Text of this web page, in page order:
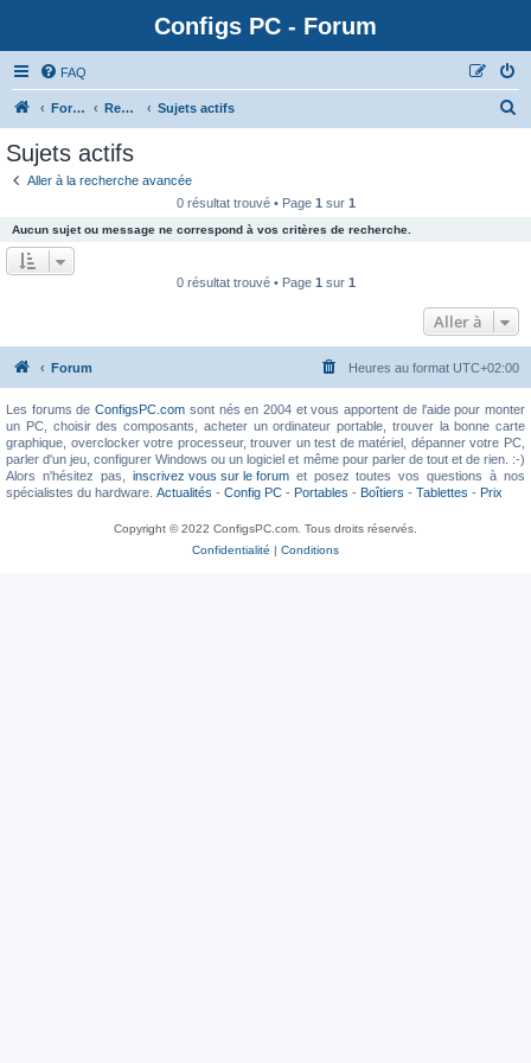
Configs PC - Forum
FAQ
Forum Rechercher Sujets actifs
Sujets actifs
Aller à la recherche avancée
0 résultat trouvé • Page 1 sur 1
Aucun sujet ou message ne correspond à vos critères de recherche.
0 résultat trouvé • Page 1 sur 1
Aller à
Forum Heures au format UTC+02:00
Les forums deConfigsPC.com sont nés en 2004 et vous apportent de l'aide pour monter
un PC, choisir des composants, acheter un ordinateur portable, trouver la bonne carte
graphique, overclocker votre processeur, trouver un test de matériel, dépanner votre PC,
parler d'un jeu, configurer Windows ou un logiciel et même pour parler de tout et de rien. :-)
Alors n'hésitez pas, inscrivez vous sur le forumet posez toutes vos questions à nos
spécialistes du hardware. Actualités - Config PC - Portables - Boîtiers - Tablettes - Prix
Copyright © 2022 ConfigsPC.com. Tous droits réservés.
Confidentialité | Conditions